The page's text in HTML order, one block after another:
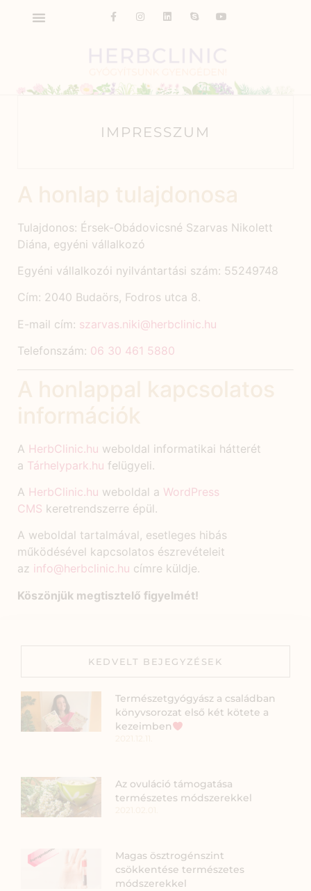
IMPRESSZUM
Tulajdonos: Érsek-Obádovicsné Szarvas Nikolett
Diána, egyéni vállalkozó
Egyéni vállalkozói nyilvántartási szám: 55249748
Cím: 2040 Budaörs, Fodros utca 8.
E-mail cím: szarvas.niki@herbclinic.hu
Telefonszám: 06 30 461 5880
A HerbClinic.hu weboldal informatikai hátterét
a Tárhelypark.hu felügyeli.
A HerbClinic.hu weboldal a WordPress
CMS keretrendszerre épül.
A weboldal tartalmával, esetleges hibás
működésével kapcsolatos észrevételeit
az info@herbclinic.hu címre küldje.
Köszönjük megtisztelő figyelmét!
KEDVELT BEJEGYZÉSEK
Természetgyógyász a családban
könyvsorozat első két kötete a
kezeimben
Az ovuláció támogatása
természetes módszerekkel
Magas ösztrogénszint
csökkentése természetes
módszerekkel